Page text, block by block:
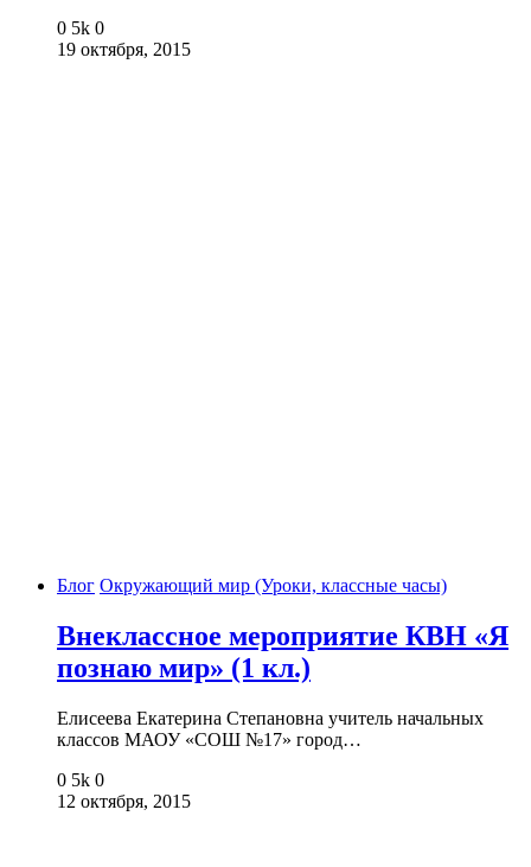
0 5k 0
19 октября, 2015
Блог Окружающий мир (Уроки, классные часы)
Внеклассное мероприятие КВН «Я
познаю мир» (1 кл.)
Елисеева Екатерина Степановна учитель начальных
классов МАОУ «СОШ №17» город…
0 5k 0
12 октября, 2015